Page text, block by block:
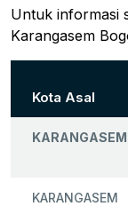
Untuk informasi
Karangasem
Kota Asal
KARANGASEM
KARANGASEM